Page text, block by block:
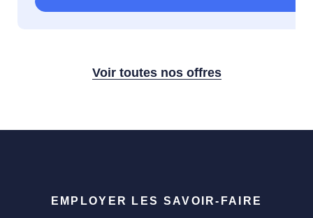
Voir toutes nos offres
EMPLOYER LES SAVOIR-FAIRE